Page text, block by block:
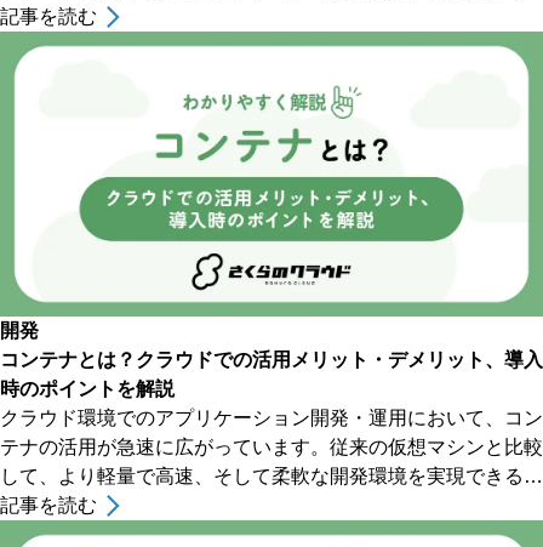
ないケースも少なくありません。 このような状況で [&hellip;]
記事を読む
開発
コンテナとは？クラウドでの活用メリット・デメリット、導入
時のポイントを解説
クラウド環境でのアプリケーション開発・運用において、コン
テナの活用が急速に広がっています。従来の仮想マシンと比較
して、より軽量で高速、そして柔軟な開発環境を実現できるコ
ンテナは、現代のクラウド活用で重要な選択肢となってい
[&hellip;]
記事を読む